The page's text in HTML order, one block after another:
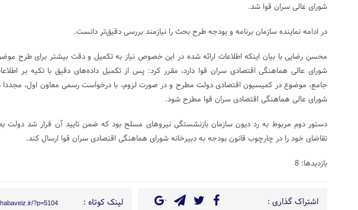
شورای عالی سران قوا شد.
در ادامه نماینده سازمان برنامه و بودجه طرح بحث را نیازمند بررسی دقیق‌تر دانست.
محسن رضایی با بیان اینکه اطلاعات ارائه شده در این خصوص نیاز به تکمیل و دقت بیشتر برای طرح
شورای عالی هماهنگی اقتصادی سران قوا دارد، مقرر کرد: پس از تکمیل داده‌های دقیق با تکیه بر
جامع، موضوع در کمیسیون اقتصادی دولت مطرح و در صورت لزوم، با درخواست رسمی معاون اول،
شورای عالی هماهنگی اقتصادی سران قوا مطرح شود.
دستور دوم مربوط به رد دیون سازمان بازنشستگی نیروهای مسلح بود که ضمن تایید آن قرار شد
تقاضای خود را در چارچوب قانون بودجه به دبیرخانه شورای هماهنگی اقتصادی سران قوا ارسال کند.
بازدیدها: 8
اشتراک گذاری : لینک کوتاه : ?p=5104